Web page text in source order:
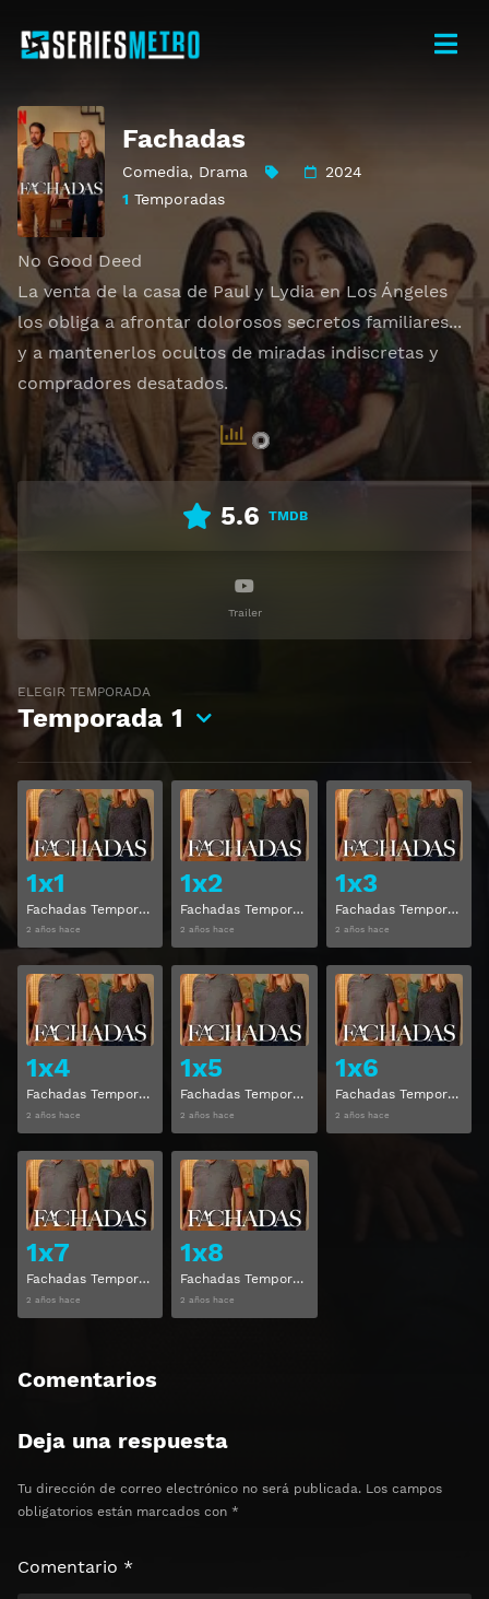
Fachadas
Comedia, Drama
2024
1 Temporadas
No Good Deed
La venta de la casa de Paul y Lydia en Los Ángeles
los obliga a afrontar dolorosos secretos familiares...
y a mantenerlos ocultos de miradas indiscretas y
compradores desatados.
5.6 TMDB
Trailer
ELEGIR TEMPORADA
Temporada 1
1x1
Fachadas Temporada 1 Capitulo 1
2 años hace
Ver
1x2
Fachadas Temporada 1 Capitulo 2
2 años hace
Ver
1x3
Fachadas Temporada 1 Capitulo 3
2 años hace
1x4
Fachadas Temporada 1 Capitulo 4
2 años hace
Ver
1x5
Fachadas Temporada 1 Capitulo 5
2 años hace
Ver
1x6
Fachadas Temporada 1 Capitulo 6
2 años hace
1x7
Fachadas Temporada 1 Capitulo 7
2 años hace
Ver
1x8
Fachadas Temporada 1 Capitulo 8
2 años hace
Comentarios
Deja una respuesta
Tu dirección de correo electrónico no será publicada. Los campos
obligatorios están marcados con *
Comentario *